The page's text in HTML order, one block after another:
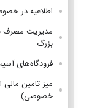
اطلاعیه در
مدیریت مصرف
بزرگ
فرودگاه‌های
میز تامین
خصوصی)